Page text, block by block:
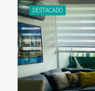
DESTACADO